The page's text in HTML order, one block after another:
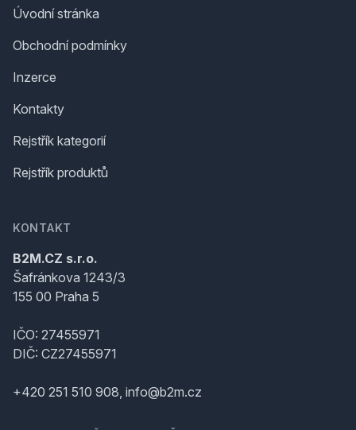
Úvodní stránka
Obchodní podmínky
Inzerce
Kontakty
Rejstřík kategorií
Rejstřík produktů
KONTAKT
B2M.CZ s.r.o.
Šafránkova 1243/3
155 00 Praha 5
IČO: 27455971
DIČ: CZ27455971
+420 251 510 908, info@b2m.cz